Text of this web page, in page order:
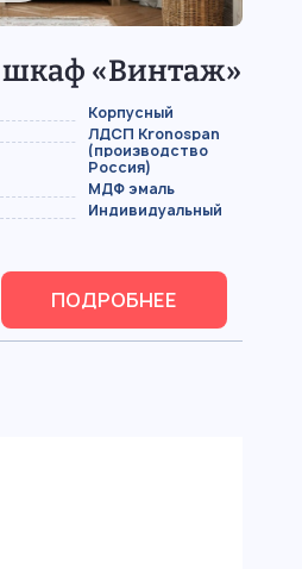
«Винтаж»
Корпусный
ЛДСП Kronospan
(производство
Россия)
МДФ эмаль
Индивидуальный
ПОДРОБНЕЕ